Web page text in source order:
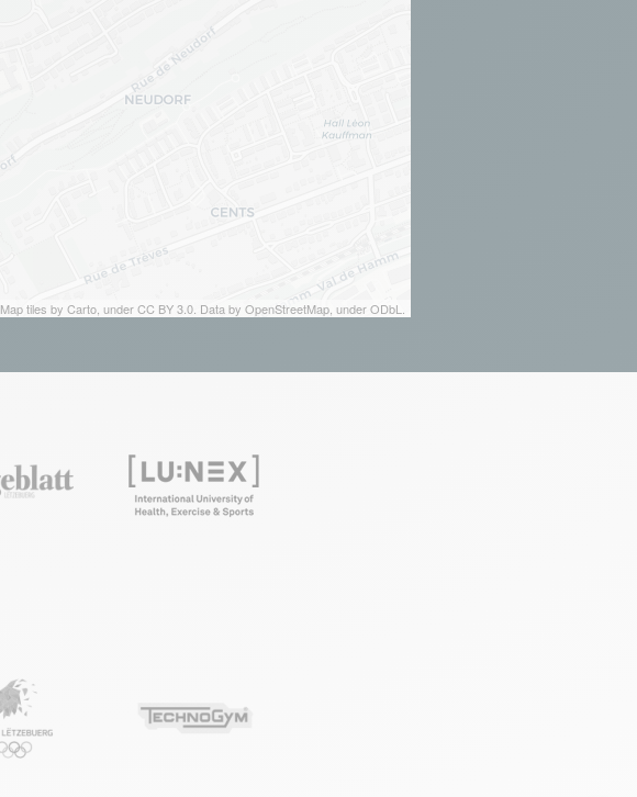
Map tiles by Carto, under CC BY 3.0. Data by OpenStreetMap, under ODbL.